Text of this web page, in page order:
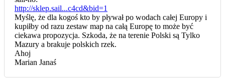
http://sklep.sail...c4cd&bid=1
Myślę, że dla kogoś kto by pływał po wodach całej Europy i
kupiłby od razu zestaw map na całą Europę to może być
ciekawa propozycja. Szkoda, że na terenie Polski są Tylko
Mazury a brakuje polskich rzek.
Ahoj
Marian Janaś